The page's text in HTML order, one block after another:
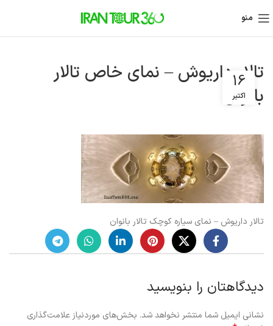
منو
تالار داریوش – نمای خاص تالار
بانوان
16
اکتبر
تالار داریوش – نمای سیاره کوچک تالار بانوان
دیدگاهتان را بنویسید
نشانی ایمیل شما منتشر نخواهد شد. بخش‌های موردنیاز علامت‌گذاری